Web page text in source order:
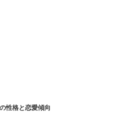
性格と恋愛傾向